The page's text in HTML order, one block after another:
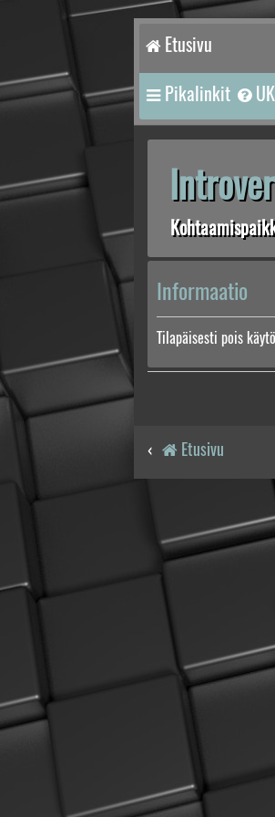
Etusivu
Pikalinkit
Informaatio
Tilapäisesti pois
Etusivu